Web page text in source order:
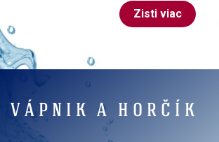
Zisti viac
VÁPNIK A HORČÍK